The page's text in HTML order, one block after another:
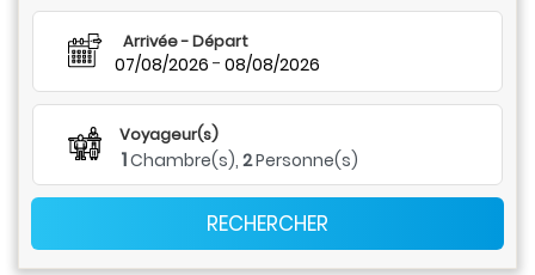
Arrivée - Départ
07/08/2026 - 08/08/2026
Voyageur(s)
1Chambre(s), 2Personne(s)
RECHERCHER